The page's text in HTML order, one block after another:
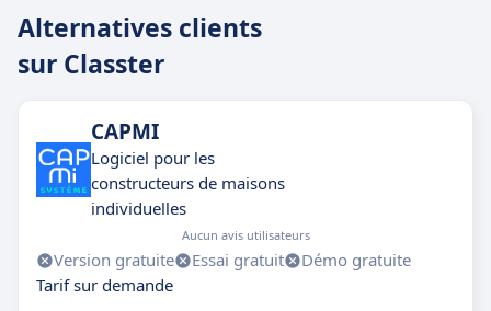
Alternatives clients
sur Classter
CAPMI
Logiciel pour les
constructeurs de maisons
individuelles
Aucun avis utilisateurs
Version gratuite Essai gratuit
Démo gratuite
Tarif sur demande